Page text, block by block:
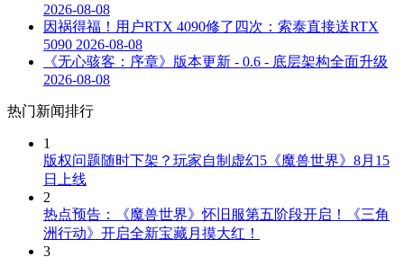
2026-08-08
因祸得福！用户RTX 4090修了四次：索泰直接送RTX
5090 2026-08-08
《无心骇客：序章》版本更新 - 0.6 - 底层架构全面升级
2026-08-08
热门新闻排行
1
版权问题随时下架？玩家自制虚幻5《魔兽世界》8月15
日上线
2
热点预告：《魔兽世界》怀旧服第五阶段开启！《三角
洲行动》开启全新宝藏月摸大红！
3